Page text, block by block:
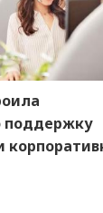
поддержку